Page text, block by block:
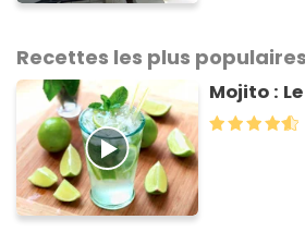
Recettes les plus populaires
Mojito :